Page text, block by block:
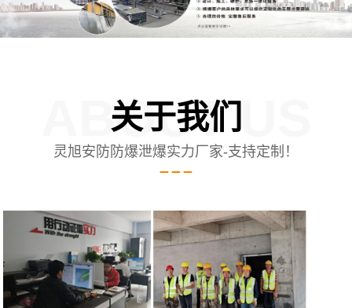
关于我们
ABOUT US
灵旭安防防爆泄爆实力厂家-支持定制！